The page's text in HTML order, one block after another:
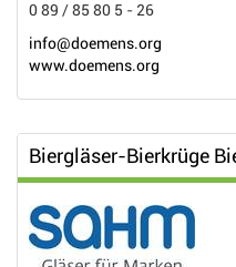
0 89 / 85 80 5 - 26
info@doemens.org
www.doemens.org
Biergläser-Bierkrüge